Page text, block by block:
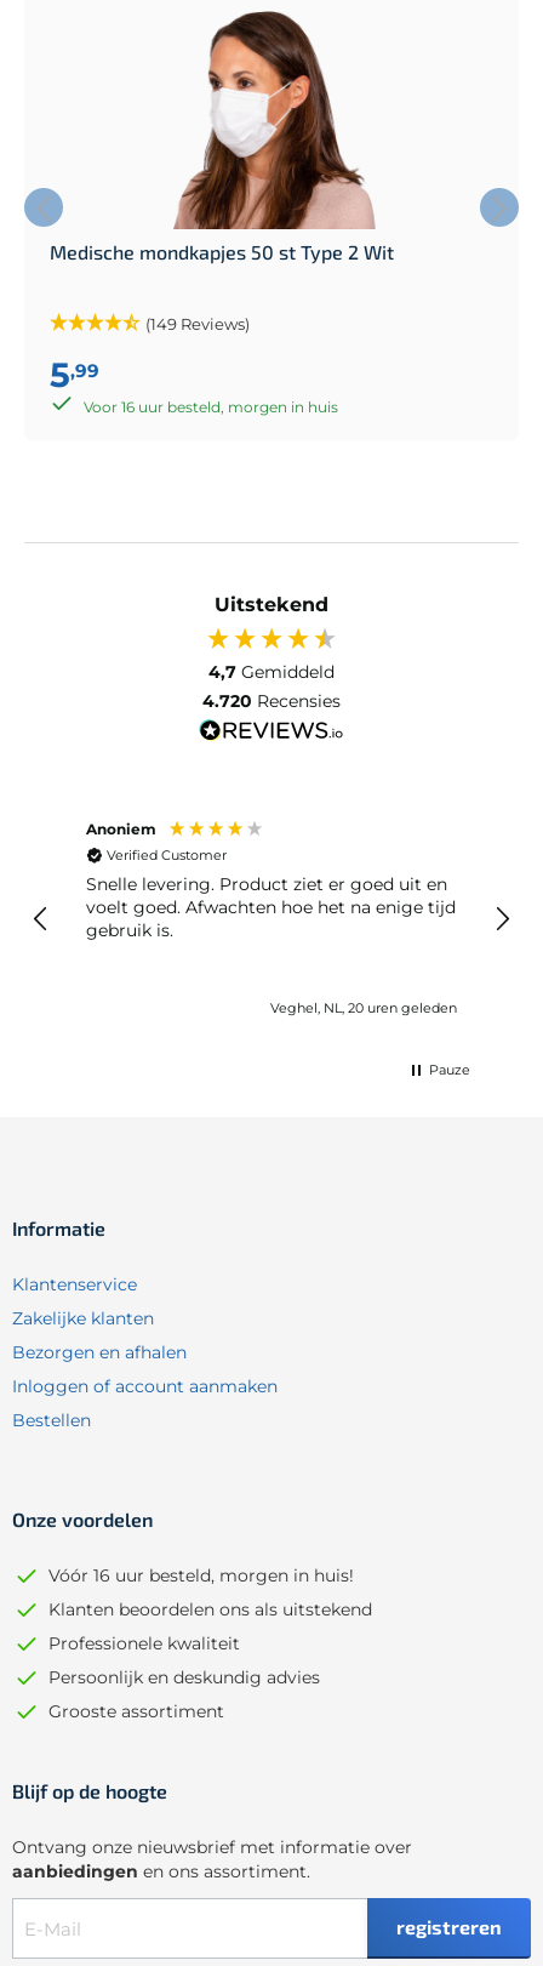
Medische mondkapjes 50 st Type 2 Wit
(149 Reviews)
5,99
Voor 16 uur besteld, morgen in huis
Uitstekend
4,7 Gemiddeld
4.720 Recensies
Anoniem
Verified Customer
Snelle levering. Product ziet er goed uit en
voelt goed. Afwachten hoe het na enige tijd
gebruik is.
Veghel, NL, 20 uren geleden
Pauze
Informatie
Klantenservice
Zakelijke klanten
Bezorgen en afhalen
Inloggen of account aanmaken
Bestellen
Onze voordelen
Vóór 16 uur besteld, morgen in huis!
Klanten beoordelen ons als uitstekend
Professionele kwaliteit
Persoonlijk en deskundig advies
Grooste assortiment
Blijf op de hoogte
Ontvang onze nieuwsbrief met informatie over
aanbiedingen en ons assortiment.
registreren